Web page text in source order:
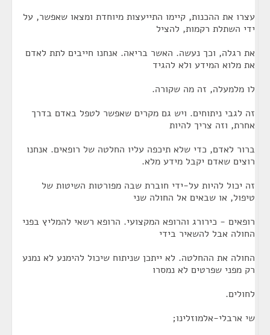
עצרו את ההכנות, קיימו התייעצות מיוחדת ומצאו שאפשר, על
ידי השתלת רקמות, להציל
את רגלה, וכך נעשה. האשר בריאה. אנחנו חייבים לתת לאדם
את מלוא המידע ולא להגיד
לו מלמעלה, זה מה שקורה.
זה לגבי ניתוחים. ויש גם מקרים שאפשר לטפל באדם בדרך
אחרת, וזה צריך להיות
ברור לאדם, כדי שלא תיכפה עליו החלטה של רופאים. אנחנו
רוצים שאדם יקבל מידע מלא.
זה יכול להיות על-ידי חוברת שבה מפורטות השיטות של
טיפול, או שבאים אל החולה שני
רופאים - כירורג והרופא המקצועי. הרופא רשאי להמליץ בפני
החולה אבל להשאיר בידי
החולה את ההחלטה. לא ייתכן שניתוח שיכול להימנע לא נמנע
רק מפני שפרטים לא נמסרו
לחולים.
שי ארבלי-אלמוזלינו;